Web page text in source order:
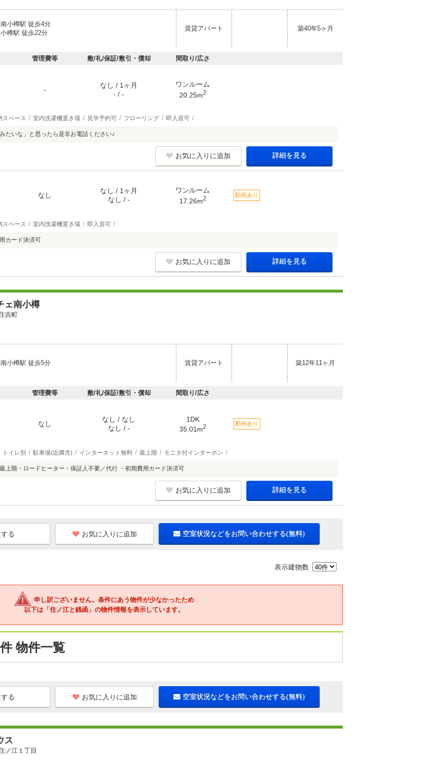
小樽駅 徒歩4分
樽駅 徒歩22分
賃貸アパート 築40年5ヶ月
管理費等 敷/礼/保証/敷引・償却 間取り/広さ
-
なし / 1ヶ月
- / -
ワンルーム
20.25m2
スペース 室内洗濯機置き場 見学予約可 フローリング 即入居可
たいな」と思ったら是非お電話ください♪
お気に入りに追加 詳細を見る
なし
なし / 1ヶ月
なし / -
ワンルーム
17.26m2 動画あり
スペース 室内洗濯機置き場 即入居可
カード決済可
お気に入りに追加 詳細を見る
ェ南小樽
吉町
小樽駅 徒歩5分 賃貸アパート 築12年11ヶ月
管理費等 敷/礼/保証/敷引・償却 間取り/広さ
なし
なし / なし
なし / -
1DK
35.01m2 動画あり
トイレ別 駐車場(近隣含) インターネット無料 最上階 モニタ付インターホン
上階・ロードヒーター・保証人不要／代行 ・初期費用カード決済可
お気に入りに追加 詳細を見る
お気に入りに追加 空室状況などをお問い合わせする(無料)
表示建物数
申し訳ございません。条件にあう物件が少なかったため
以下は「住ノ江と銭函」の物件情報を表示しています。
物件一覧
お気に入りに追加 空室状況などをお問い合わせする(無料)
ス
ノ江１丁目